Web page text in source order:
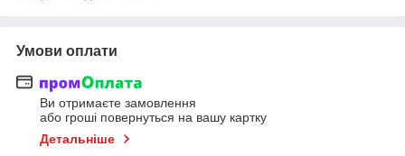
Умови оплати
Ви отримаєте замовлення
або гроші повернуться на вашу картку
Детальніше